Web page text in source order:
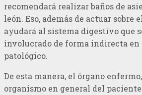
recomendará realizar baños de
león. Eso, además de actuar sobre
ayudará al sistema digestivo que
involucrado de forma indirecta en
patológico.
De esta manera, el órgano
organismo en general del